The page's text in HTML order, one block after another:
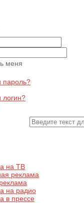
меня
пароль?
логин?
на ТВ
реклама
на радио
в прессе